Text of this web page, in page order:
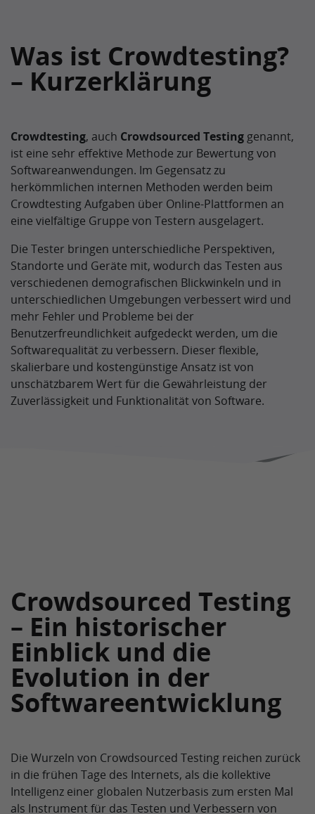
Was ist Crowdtesting?
– Kurzerklärung
Crowdtesting, auch Crowdsourced Testing genannt,
ist eine sehr effektive Methode zur Bewertung von
Softwareanwendungen. Im Gegensatz zu
herkömmlichen internen Methoden werden beim
Crowdtesting Aufgaben über Online-Plattformen an
eine vielfältige Gruppe von Testern ausgelagert.
Die Tester bringen unterschiedliche Perspektiven,
Standorte und Geräte mit, wodurch das Testen aus
verschiedenen demografischen Blickwinkeln und in
unterschiedlichen Umgebungen verbessert wird und
mehr Fehler und Probleme bei der
Benutzerfreundlichkeit aufgedeckt werden, um die
Softwarequalität zu verbessern. Dieser flexible,
skalierbare und kostengünstige Ansatz ist von
unschätzbarem Wert für die Gewährleistung der
Zuverlässigkeit und Funktionalität von Software.
Crowdsourced Testing
– Ein historischer
Einblick und die
Evolution in der
Softwareentwicklung
Die Wurzeln von Crowdsourced Testing reichen zurück
in die frühen Tage des Internets, als die kollektive
Intelligenz einer globalen Nutzerbasis zum ersten Mal
als Instrument für das Testen und Verbessern von